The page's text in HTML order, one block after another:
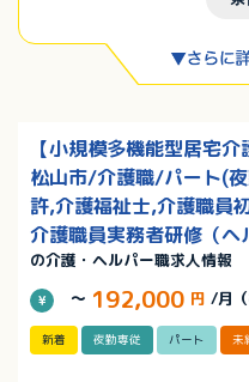
【小規模多機能型居宅
松山市/介護職/パート(
許,介護福祉士,介護職員
介護職員実務者研修（
の介護・ヘルパー職求人情報
～ 192,000 円 /月（
新着 夜勤専従 パート 未